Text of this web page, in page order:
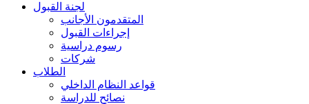
لجنة القبول
المتقدمون الأجانب
إجراءات القبول
رسوم دراسية
شركات
الطلاب
قواعد النظام الداخلي
نصائح للدراسة